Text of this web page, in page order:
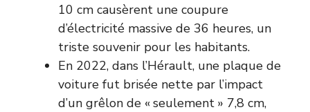
10 cm causèrent une coupure
d’électricité massive de 36 heures, un
triste souvenir pour les habitants.
En 2022, dans l’Hérault, une plaque de
voiture fut brisée nette par l’impact
d’un grêlon de « seulement » 7,8 cm,